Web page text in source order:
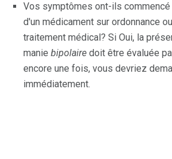
Vos symptômes ont-ils
d'un médicament sur ordonnance
traitement médical? Si Oui, la
manie bipolaire doit être évaluée
encore une fois, vous devriez
immédiatement.